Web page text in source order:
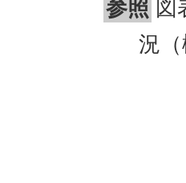
参照 図
況